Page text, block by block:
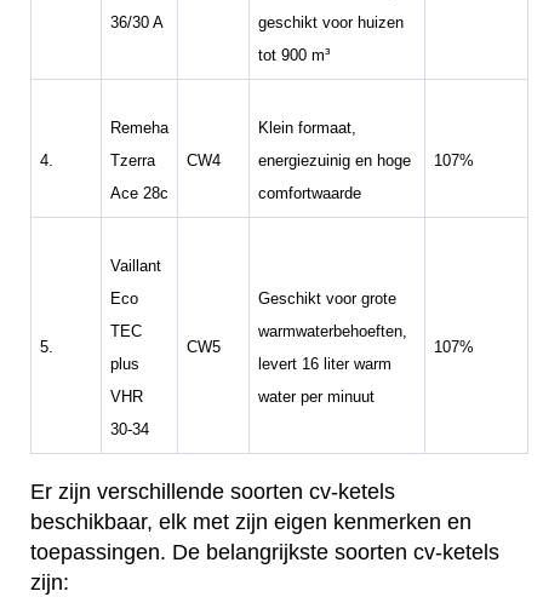
36/30 A
geschikt voor huizen
tot 900 m³
4.
Remeha
Tzerra
Ace 28c
CW4
Klein formaat,
energiezuinig en hoge
comfortwaarde
107%
5.
Vaillant
Eco
TEC
plus
VHR
30-34
CW5
Geschikt voor grote
warmwaterbehoeften,
levert 16 liter warm
water per minuut
107%
Er zijn verschillende soorten cv-ketels
beschikbaar, elk met zijn eigen kenmerken en
toepassingen. De belangrijkste soorten cv-ketels
zijn: